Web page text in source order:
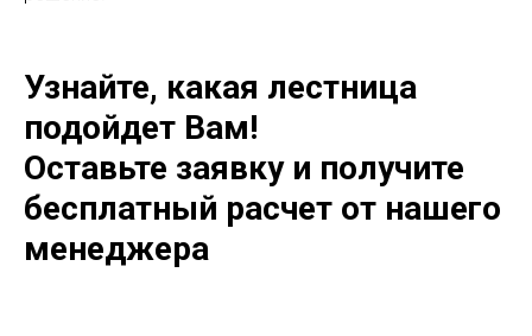
Узнайте, какая лестница
подойдет Вам!
Оставьте заявку и получите
бесплатный расчет от нашего
менеджера